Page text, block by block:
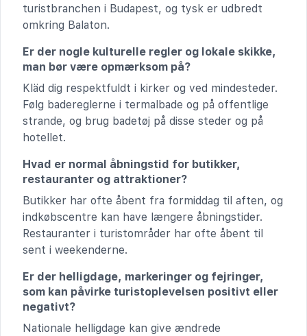
turistbranchen i Budapest, og tysk er udbredt
omkring Balaton.
Er der nogle kulturelle regler og lokale skikke,
man bør være opmærksom på?
Kläd dig respektfuldt i kirker og ved mindesteder.
Følg badereglerne i termalbade og på offentlige
strande, og brug badetøj på disse steder og på
hotellet.
Hvad er normal åbningstid for butikker,
restauranter og attraktioner?
Butikker har ofte åbent fra formiddag til aften, og
indkøbscentre kan have længere åbningstider.
Restauranter i turistområder har ofte åbent til
sent i weekenderne.
Er der helligdage, markeringer og fejringer,
som kan påvirke turistoplevelsen positivt eller
negativt?
Nationale helligdage kan give ændrede